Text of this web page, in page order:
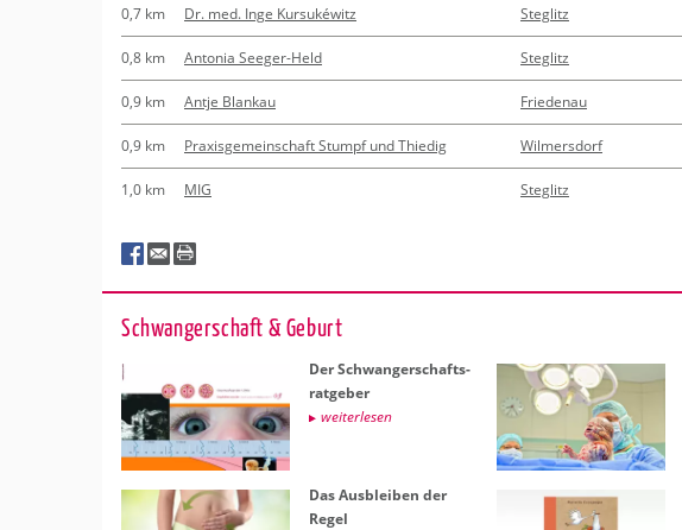
0,7 km Dr. med. Inge Kursukéwitz Steglitz
0,8 km Antonia Seeger-Held Steglitz
0,9 km Antje Blankau Friedenau
0,9 km Praxisgemeinschaft Stumpf und Thiedig Wilmersdorf
1,0 km MIG Steglitz
Schwan­ger­schaft & Ge­burt
Der Schwan­ger­schafts­
rat­ge­ber
wei­ter­le­sen
Das Aus­blei­ben der
Regel